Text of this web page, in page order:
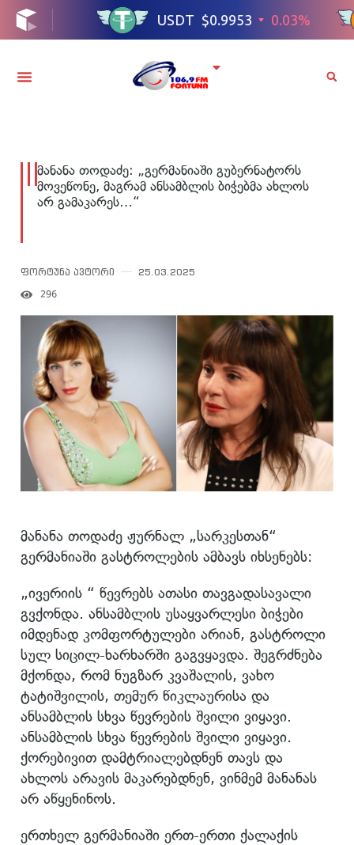
მანანა თოდაძე: „გერმანიაში გუბერნატორს
მოვეწონე, მაგრამ ანსამბლის ბიჭებმა ახლოს
არ გამაკარეს…“
ფორტუნა ავტორი 25.03.2025
296
მანანა თოდაძე ჟურნალ „სარკესთან“
გერმანიაში გასტროლების ამბავს იხსენებს:
„ივერიის “ წევრებს ათასი თავგადასავალი
გვქონდა. ანსამბლის უსაყვარლესი ბიჭები
იმდენად კომფორტულები არიან, გასტროლი
სულ სიცილ-ხარხარში გაგვყავდა. შეგრძნება
მქონდა, რომ ნუგზარ კვაშალის, ვახო
ტატიშვილის, თემურ წიკლაურისა და
ანსამბლის სხვა წევრების შვილი ვიყავი.
ანსამბლის სხვა წევრების შვილი ვიყავი.
ქორებივით დამტრიალებდნენ თავს და
ახლოს არავის მაკარებდნენ, ვინმემ მანანას
არ აწყენინოს.
ერთხელ გერმანიაში ერთ-ერთი ქალაქის